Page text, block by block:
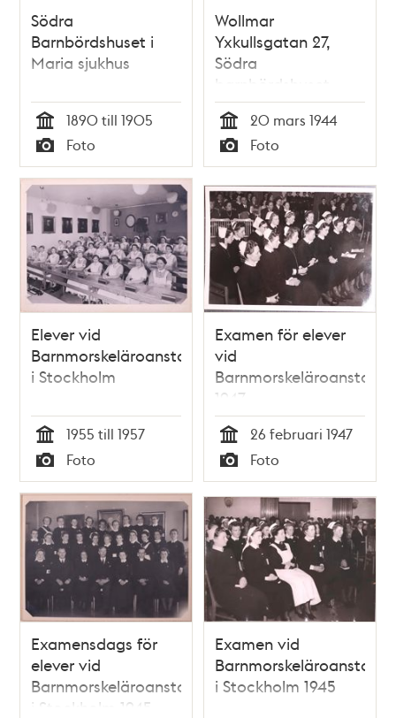
Södra
Barnbördshuset i
Maria sjukhus
Tid
1890 till 1905
Typ
Foto
Wollmar
Yxkullsgatan 27,
Södra
barnbördshuset -
Maria Sjukhus.
Sovsal för finska
krigsbarn, två och
två i varje säng
Tid
20 mars 1944
Typ
Foto
Elever vid
Barnmorskeläroanstalten
i Stockholm
Tid
1955 till 1957
Typ
Foto
Examen för elever
vid
1947
Tid
26 februari 1947
Typ
Foto
Examensdags för
elever vid
Barnmorskeläroanstalten
i Stockholm 1945
Examen vid
i Stockholm 1945